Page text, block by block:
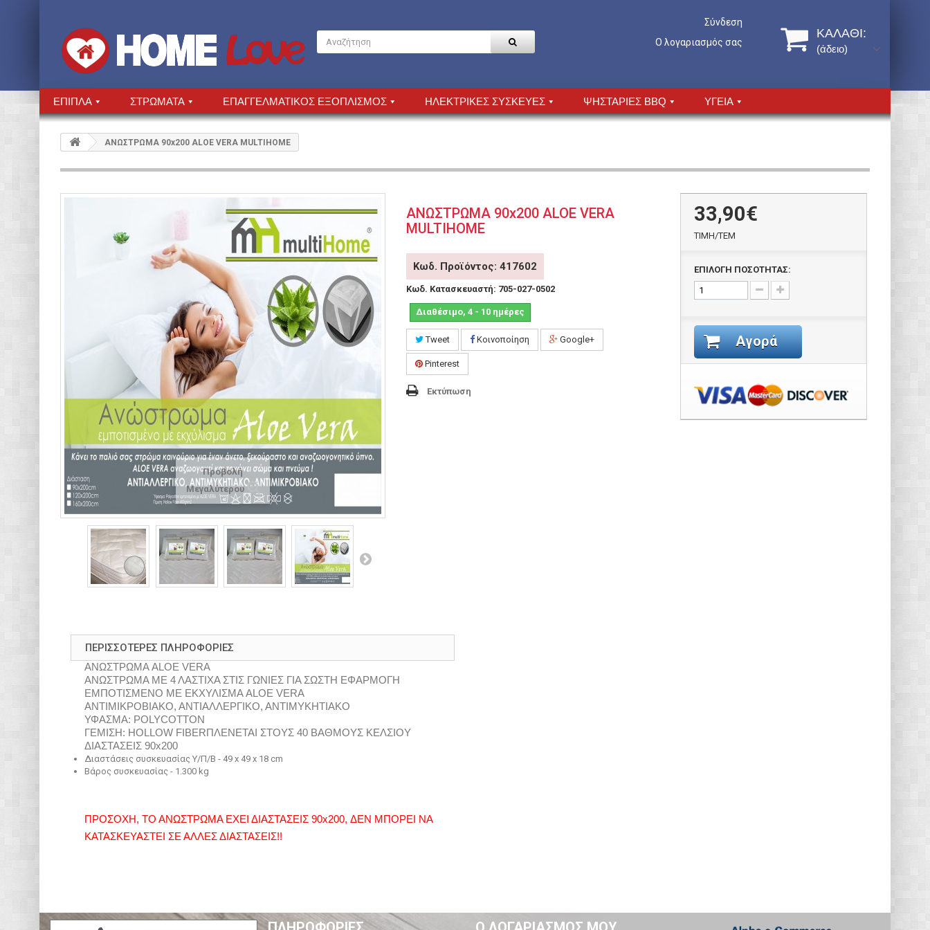
Σύνδεση
Ο λογαριασμός σας
ΚΑΛΆΘΙ:
(άδειο)
ΕΠΙΠΛΑ ΣΤΡΩΜΑΤΑ ΕΠΑΓΓΕΛΜΑΤΙΚΟΣ ΕΞΟΠΛΙΣΜΟΣ ΗΛΕΚΤΡΙΚΕΣ ΣΥΣΚΕΥΕΣ ΨΗΣΤΑΡΙΕΣ BBQ ΥΓΕΙΑ
ΑΝΩΣΤΡΩΜΑ 90x200 ALOE VERA MULTIHOME
Προβολή
Μεγαλύτερου
ΑΝΩΣΤΡΩΜΑ 90x200 ALOE VERA
MULTIHOME
Κωδ. Προϊόντος: 417602
Κωδ. Κατασκευαστή: 705-027-0502
Διαθέσιμο, 4 - 10 ημέρες
Tweet Κοινοποίηση Google+
Pinterest
Εκτύπωση
33,90€
ΤΙΜH/ΤΕΜ
ΕΠΙΛΟΓΗ ΠΟΣΟΤΗΤΑΣ:
Αγορά
ΠΕΡΙΣΣΌΤΕΡΕΣ ΠΛΗΡΟΦΟΡΊΕΣ
ΑΝΩΣΤΡΩΜΑ ALOE VERA
ΑΝΩΣΤΡΩΜΑ ΜΕ 4 ΛΑΣΤΙΧΑ ΣΤΙΣ ΓΩΝΙΕΣ ΓΙΑ ΣΩΣΤΗ ΕΦΑΡΜΟΓΗ
ΕΜΠΟΤΙΣΜΕΝΟ ΜΕ ΕΚΧΥΛΙΣΜΑ ALOE VERA
ΑΝΤΙΜΙΚΡΟΒΙΑΚΟ, ΑΝΤΙΑΛΛΕΡΓΙΚΟ, ΑΝΤΙΜΥΚΗΤΙΑΚΟ
ΥΦΑΣΜΑ: POLYCOTTON
ΓΕΜΙΣΗ: HOLLOW FIBERΠΛΕΝΕΤΑΙ ΣΤΟΥΣ 40 ΒΑΘΜΟΥΣ ΚΕΛΣΙΟΥ
ΔΙΑΣΤΑΣΕΙΣ 90x200
Διαστάσεις συσκευασίας Υ/Π/Β - 49 x 49 x 18 cm
Βάρος συσκευασίας - 1.300 kg
ΠΡΟΣΟΧΗ, ΤΟ ΑΝΩΣΤΡΩΜΑ ΕΧΕΙ ΔΙΑΣΤΑΣΕΙΣ 90x200, ΔΕΝ ΜΠΟΡΕΙ ΝΑ
ΚΑΤΑΣΚΕΥΑΣΤΕΙ ΣΕ ΑΛΛΕΣ ΔΙΑΣΤΑΣΕΙΣ!!